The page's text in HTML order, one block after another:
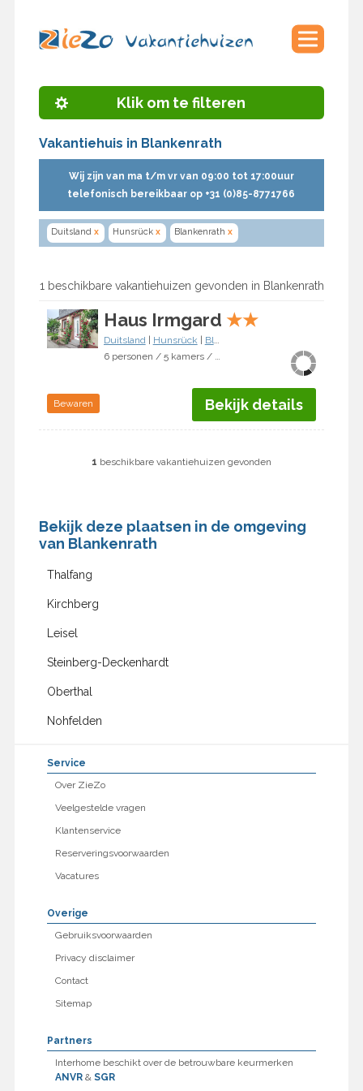
Klik om te filteren
Vakantiehuis in Blankenrath
Wij zijn van ma t/m vr van 09:00 tot 17:00uur
telefonisch bereikbaar op +31 (0)85-8771766
Duitsland x Hunsrück x Blankenrath x
1 beschikbare vakantiehuizen gevonden in Blankenrath
Haus Irmgard ★★
Duitsland| Hunsrück
Blankenrath
6 personen / 5 kamers / 4 slaapkamers
Bewaren Bekijk details
1 beschikbare vakantiehuizen gevonden
Bekijk deze plaatsen in de omgeving
van Blankenrath
Thalfang
Kirchberg
Leisel
Steinberg-Deckenhardt
Oberthal
Nohfelden
Service
Over ZieZo
Veelgestelde vragen
Klantenservice
Reserveringsvoorwaarden
Vacatures
Overige
Gebruiksvoorwaarden
Privacy disclaimer
Contact
Sitemap
Partners
Interhome beschikt over de betrouwbare keurmerken
ANVR& SGR